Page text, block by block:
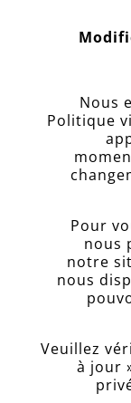
Nous
Politique
Pour
nous
notre
nous
Veuillez
à jour